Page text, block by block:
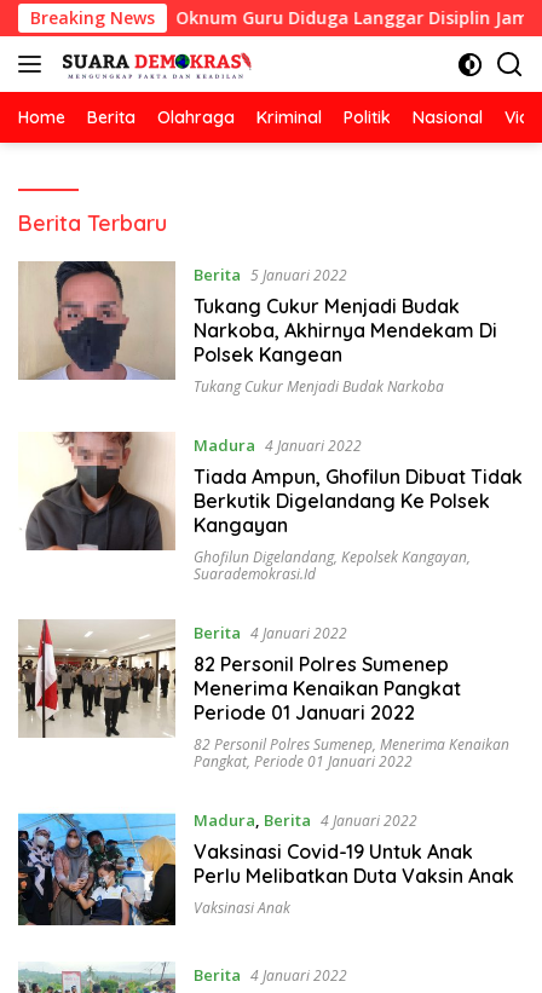
Langsung
ke
konten
Breaking NewsOknum Guru Diduga Langgar Disiplin Jam Kerja
Home Berita Olahraga Kriminal Politik Nasional
Suara
Berita Terbaru
Berita 5 Januari 2022
Tukang Cukur Menjadi Budak
Narkoba, Akhirnya Mendekam Di
Polsek Kangean
Tukang Cukur Menjadi Budak Narkoba
Madura 4 Januari 2022
Tiada Ampun, Ghofilun Dibuat Tidak
Berkutik Digelandang Ke Polsek
Kangayan
Ghofilun Digelandang, Kepolsek Kangayan,
Suarademokrasi.id
Berita 4 Januari 2022
82 Personil Polres Sumenep
Menerima Kenaikan Pangkat
Periode 01 Januari 2022
82 Personil Polres Sumenep, Menerima Kenaikan
Pangkat, Periode 01 Januari 2022
Madura, Berita 4 Januari 2022
Vaksinasi Covid-19 Untuk Anak
Perlu Melibatkan Duta Vaksin Anak
Vaksinasi Anak
Berita 4 Januari 2022